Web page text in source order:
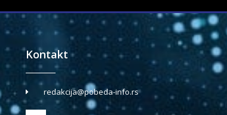
Kontakt
redakcija@pobeda-info.rs